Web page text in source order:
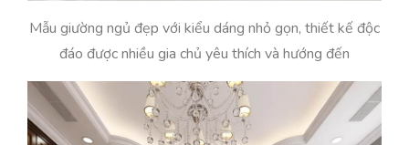
Mẫu giường ngủ đẹp với kiểu dáng nhỏ gọn, thiết kế độc
đáo được nhiều gia chủ yêu thích và hướng đến